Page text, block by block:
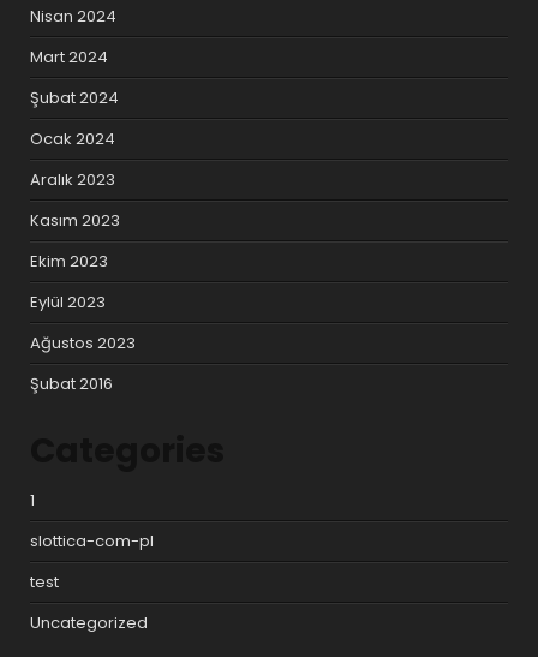
Nisan 2024
Mart 2024
Şubat 2024
Ocak 2024
Aralık 2023
Kasım 2023
Ekim 2023
Eylül 2023
Ağustos 2023
Şubat 2016
1
slottica-com-pl
test
Uncategorized